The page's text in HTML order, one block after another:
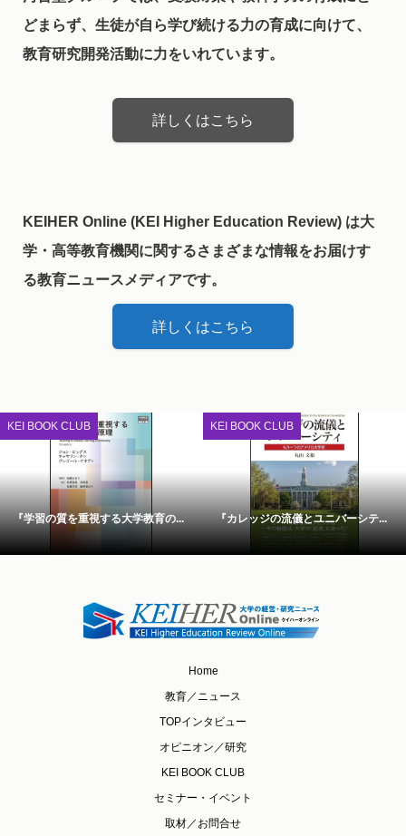
どまらず、生徒が自ら学び続ける力の育成に向けて、
教育研究開発活動に力をいれています。
詳しくはこちら
KEIHER Online (KEI Higher Education Review) は大
学・高等教育機関に関するさまざまな情報をお届けす
る教育ニュースメディアです。
詳しくはこちら
KEI BOOK CLUB
『学習の質を重視する大学教育の...
KEI BOOK CLUB
『カレッジの流儀とユニバーシテ...
Home
教育／ニュース
TOPインタビュー
オピニオン／研究
KEI BOOK CLUB
セミナー・イベント
取材／お問合せ